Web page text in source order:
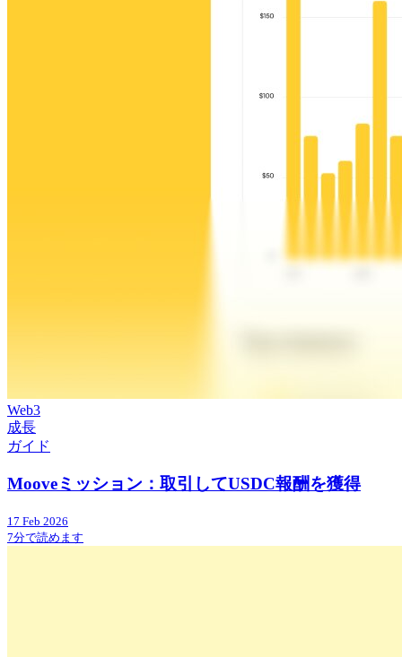
Web3
成長
ガイド
Mooveミッション：取引してUSDC報酬を獲得
17 Feb 2026
7分で読めます